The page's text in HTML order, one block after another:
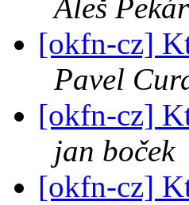
Aleš
[okfn-cz]
Pavel
[okfn-cz]
jan boček
[okfn-cz]